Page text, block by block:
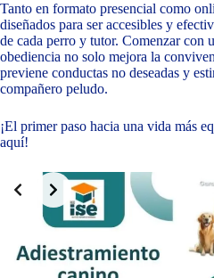
Tanto en formato presencial como
diseñados para ser accesibles y
de cada perro y tutor. Comenzar con
obediencia no solo mejora la
previene conductas no deseadas y
compañero peludo.
¡El primer paso hacia una vida más
aquí!
Slide 2 of 10